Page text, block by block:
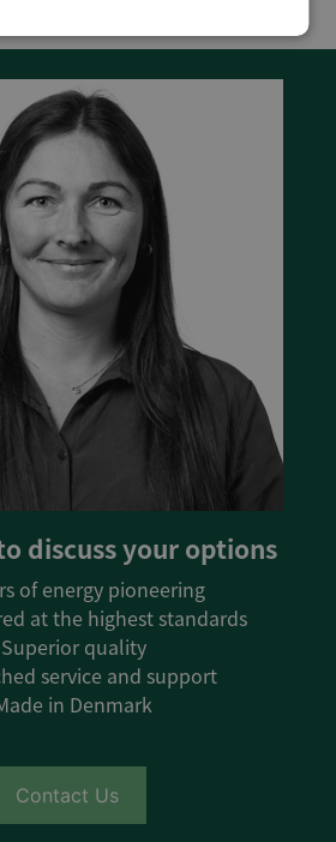
discuss your options
of energy pioneering
at the highest standards
quality
service and support
in Denmark
Contact Us